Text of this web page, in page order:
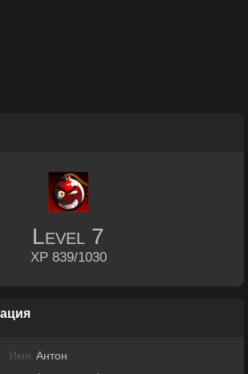
Level 7
XP 839/1030
Имя Антон